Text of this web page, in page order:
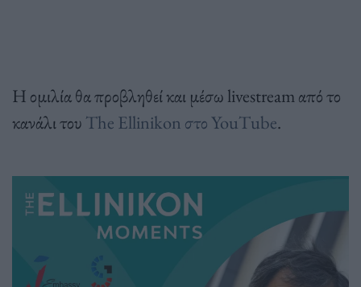
Η ομιλία θα προβληθεί και μέσω livestream από το
κανάλι του The Ellinikon στο YouTube.